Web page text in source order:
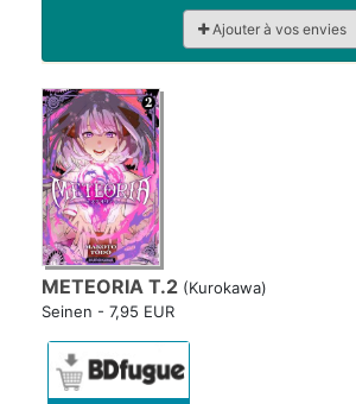
Ajouter à vos envies
METEORIA T.2 (Kurokawa)
Seinen - 7,95 EUR